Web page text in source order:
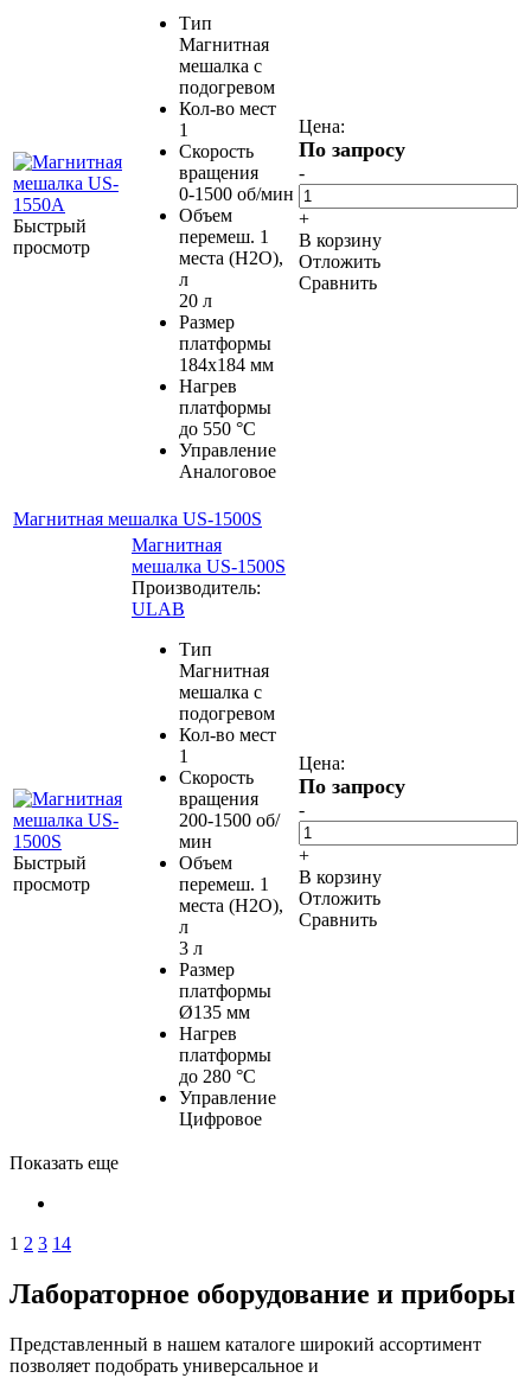
Быстрый
просмотр
Тип
Магнитная
мешалка с
подогревом
Кол-во мест
1
Скорость
вращения
0-1500 об/мин
Объем
перемеш. 1
места (H2O),
л
20 л
Размер
платформы
184х184 мм
Нагрев
платформы
до 550 °С
Управление
Аналоговое
Цена:
По запросу
-
+
В корзину
Отложить
Сравнить
Магнитная мешалка US-1500S
Быстрый
просмотр
Магнитная
мешалка US-1500S
Производитель:
ULAB
Тип
Магнитная
мешалка с
подогревом
Кол-во мест
1
Скорость
вращения
200-1500 об/
мин
Объем
перемеш. 1
места (H2O),
л
3 л
Размер
платформы
Ø135 мм
Нагрев
платформы
до 280 °С
Управление
Цифровое
Цена:
По запросу
-
+
В корзину
Отложить
Сравнить
Показать еще
1 2 3 14
Лабораторное оборудование и приборы
Представленный в нашем каталоге широкий ассортимент
позволяет подобрать универсальное и